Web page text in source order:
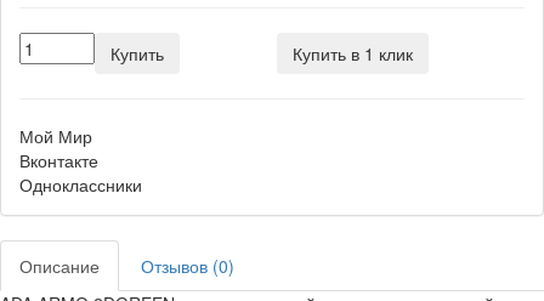
Купить Купить в 1 клик
Мой Мир
Вконтакте
Одноклассники
Описание
Отзывов (0)